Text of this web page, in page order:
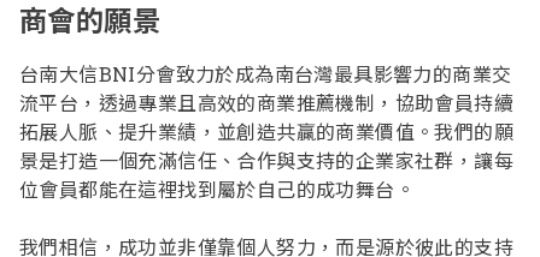
商會的願景
台南大信BNI分會致力於成為南台灣最具影響力的商業交
流平台，透過專業且高效的商業推薦機制，協助會員持續
拓展人脈、提升業績，並創造共贏的商業價值。我們的願
景是打造一個充滿信任、合作與支持的企業家社群，讓每
位會員都能在這裡找到屬於自己的成功舞台。
我們相信，成功並非僅靠個人努力，而是源於彼此的支持